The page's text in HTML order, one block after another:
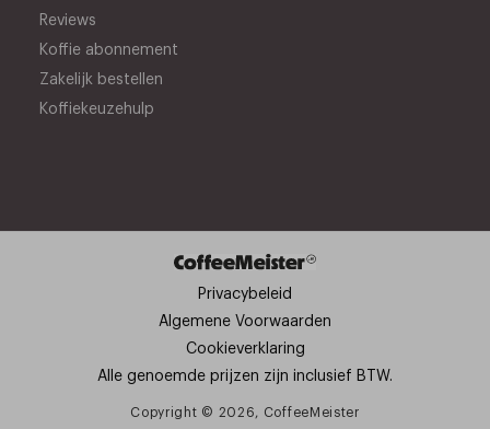
Reviews
Koffie abonnement
Zakelijk bestellen
Koffiekeuzehulp
Privacybeleid
Algemene Voorwaarden
Cookieverklaring
Alle genoemde prijzen zijn inclusief BTW.
Copyright © 2026, CoffeeMeister